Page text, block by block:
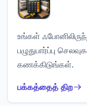
உங்கள்
பழுதுபார்ப்பு
கணக்கிடுங்கள்.
பக்கத்தைத் திற